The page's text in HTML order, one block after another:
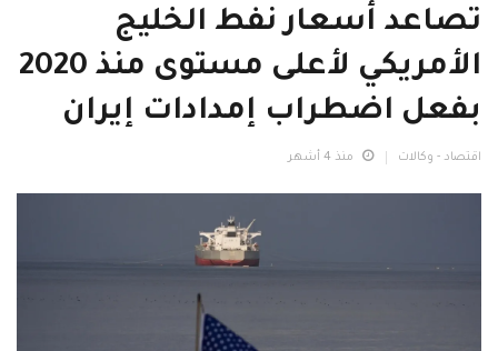
تصاعد أسعار نفط الخليج
الأمريكي لأعلى مستوى منذ 2020
بفعل اضطراب إمدادات إيران
اقتصاد - وكالات منذ 4 أشهر